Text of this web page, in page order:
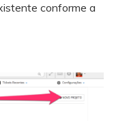
conforme a